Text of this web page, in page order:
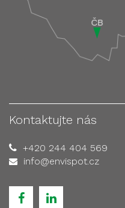
Kontaktujte nás
+420 244 404 569
info@envispot.cz